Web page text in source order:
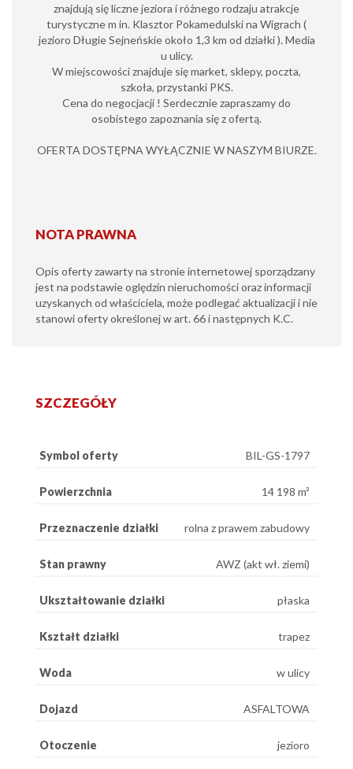
znajdują się liczne jeziora i różnego rodzaju atrakcje
turystyczne m in. Klasztor Pokamedulski na Wigrach (
jezioro Długie Sejneńskie około 1,3 km od działki ). Media
u ulicy.
W miejscowości znajduje się market, sklepy, poczta,
szkoła, przystanki PKS.
Cena do negocjacji ! Serdecznie zapraszamy do
osobistego zapoznania się z ofertą.
OFERTA DOSTĘPNA WYŁĄCZNIE W NASZYM BIURZE.
NOTA PRAWNA
Opis oferty zawarty na stronie internetowej sporządzany
jest na podstawie oględzin nieruchomości oraz informacji
uzyskanych od właściciela, może podlegać aktualizacji i nie
stanowi oferty określonej w art. 66 i następnych K.C.
SZCZEGÓŁY
Symbol oferty BIL-GS-1797
Powierzchnia 14 198 m²
Przeznaczenie działki rolna z prawem zabudowy
Stan prawny AWZ (akt wł. ziemi)
Ukształtowanie działki płaska
Kształt działki trapez
Woda w ulicy
Dojazd ASFALTOWA
Otoczenie jezioro